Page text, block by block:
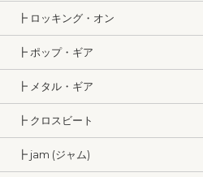
┣ ロッキング・オン
┣ ポップ・ギア
┣ メタル・ギア
┣ クロスビート
┣ jam (ジャム)